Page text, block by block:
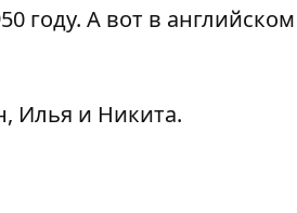
году. А вот в английском
Илья и Никита.